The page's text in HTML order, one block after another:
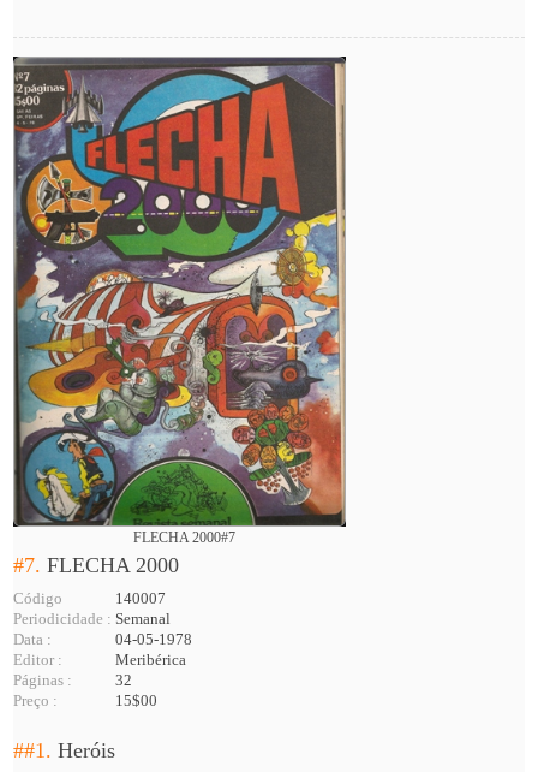
FLECHA 2000#7
#7.FLECHA 2000
Código
140007
Periodicidade : Semanal
Data :
04-05-1978
Editor :
Meribérica
Páginas :
32
Preço :
15$00
##1.Heróis